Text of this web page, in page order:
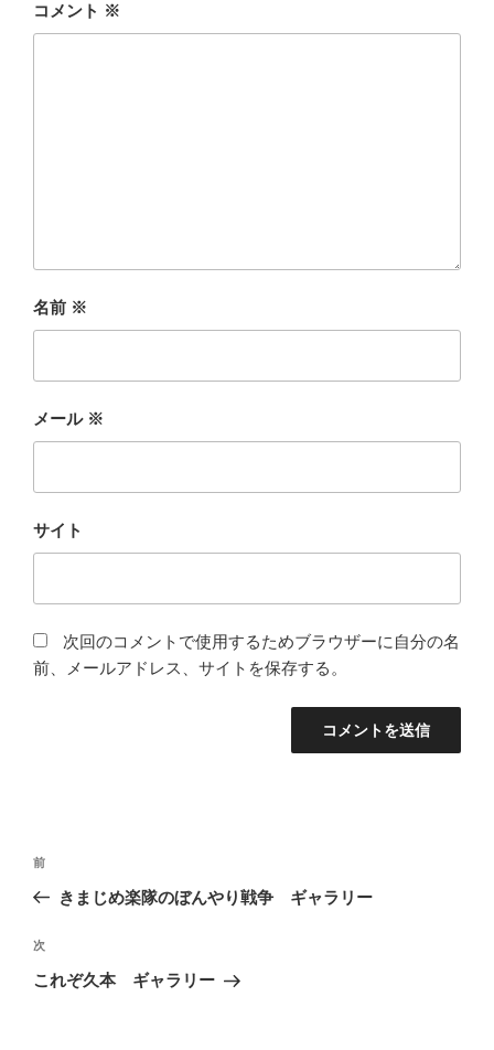
コメント ※
名前 ※
メール ※
サイト
次回のコメントで使用するためブラウザーに自分の名
前、メールアドレス、サイトを保存する。
投
ナ
ビ
ゲ
前
の
稿
前
きまじめ楽隊のぼんやり戦争 ギャラリー
次
の
次
これぞ久本 ギャラリー